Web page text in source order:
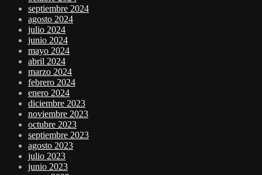
septiembre 2024
agosto 2024
julio 2024
junio 2024
mayo 2024
abril 2024
marzo 2024
febrero 2024
enero 2024
diciembre 2023
noviembre 2023
octubre 2023
septiembre 2023
agosto 2023
julio 2023
junio 2023